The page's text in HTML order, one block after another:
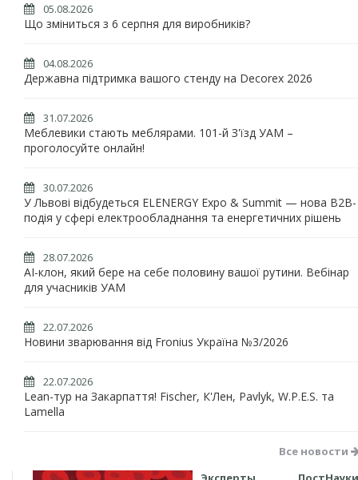
05.08.2026
Що зміниться з 6 серпня для виробників?
04.08.2026
Державна підтримка вашого стенду на Decorex 2026
31.07.2026
Меблевики стають меблярами. 101-й З'їзд УАМ –
проголосуйте онлайн!
30.07.2026
У Львові відбудеться ELENERGY Expo & Summit — нова B2B-
подія у сфері електрообладнання та енергетичних рішень
28.07.2026
AI-клон, який бере на себе половину вашої рутини. Вебінар
для учасників УАМ
22.07.2026
Новини зварювання від Fronius Україна №3/2026
22.07.2026
Lean-тур на Закарпаття! Fischer, К'Лен, Pavlyk, W.P.E.S. та
Lamella
Все новости